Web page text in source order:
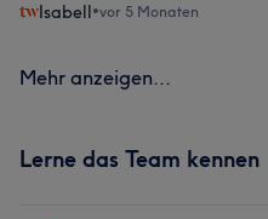
Isabell•vor 5 Monaten
Mehr anzeigen...
Lerne das Team kennen